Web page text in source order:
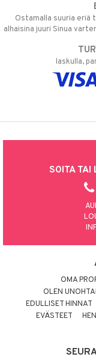
Ostamalla suuria
alhaisina juuri Sinua
laskulla,
SOITA TAI
OMA
OLEN
EDULLISET HINNAT
EVÄSTEET